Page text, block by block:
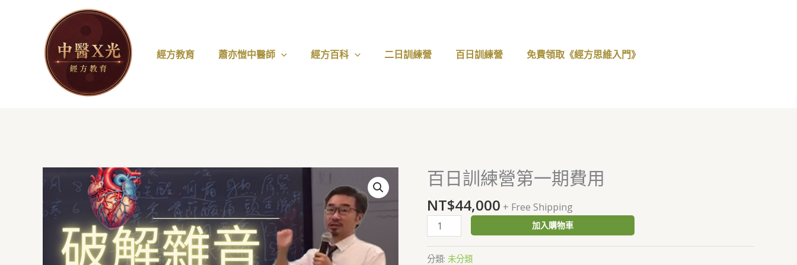
經方教育 蕭亦愷中醫師 經方百科 二日訓練營 百日訓練營 免費領取《經方思維入門》
百日訓練營第一期費用
NT$44,000 + Free Shipping
百
日
訓
練
營
第
加入購物車
分類: 未分類